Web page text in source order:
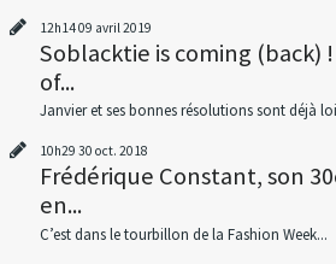
12h1409 avril 2019
Soblacktie is coming (back)
of...
Janvier et ses bonnes résolutions sont déjà
10h29 30 oct. 2018
Frédérique Constant, son
en...
C’est dans le tourbillon de la Fashion Week...